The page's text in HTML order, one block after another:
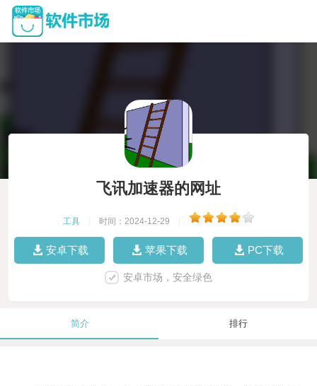
飞讯加速器的网址
工具 时间：2024-12-29
安卓下载 苹果下载 PC下载
安卓市场，安全绿色
简介 排行